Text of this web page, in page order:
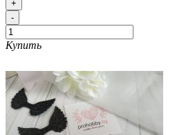
+
-
Купить